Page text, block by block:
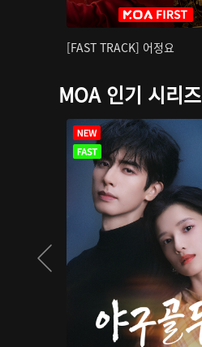
[FAST TRACK] 어정요
MOA 인기 시리즈